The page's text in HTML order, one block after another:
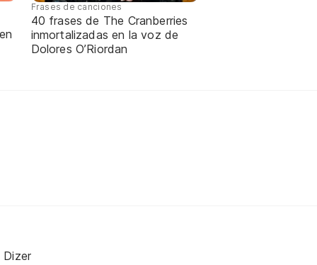
Frases de canciones
40 frases de The Cranberries
inmortalizadas en la voz de
Dolores O’Riordan
Dizer